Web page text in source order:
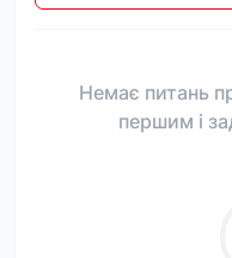
Немає питань
першим і